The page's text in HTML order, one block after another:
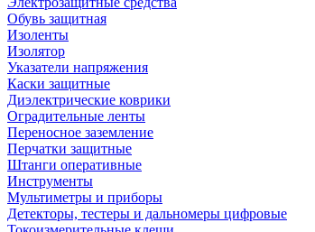
Обувь защитная
Изоленты
Изолятор
Указатели напряжения
Каски защитные
Диэлектрические коврики
Оградительные ленты
Переносное заземление
Перчатки защитные
Штанги оперативные
Инструменты
Мультиметры и приборы
Детекторы, тестеры и дальномеры цифровые